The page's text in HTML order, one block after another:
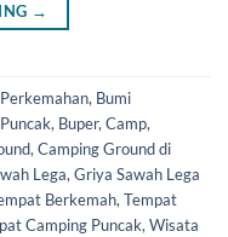
→
, Bumi
, Buper, Camp,
, Camping Ground di
Lega, Griya Sawah Lega
Berkemah, Tempat
Camping Puncak, Wisata